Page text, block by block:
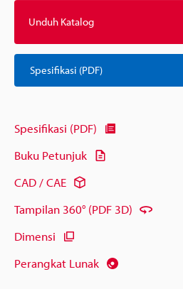
Unduh Katalog
Spesifikasi (PDF)
Spesifikasi (PDF)
Buku Petunjuk
CAD / CAE
Tampilan 360° (PDF 3D)
Dimensi
Perangkat Lunak